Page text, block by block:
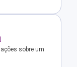
sobre um